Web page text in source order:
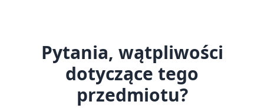
Pytania, wątpliwości
dotyczące tego
przedmiotu?